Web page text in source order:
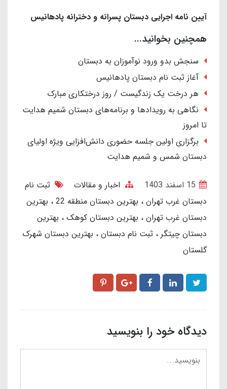
آیین نامه اجرایی دبستان پسرانه و دخترانه پادهانیس
همچنین بخوانید...
سنجش بدو ورود نوآموزان به دبستان
آغاز ثبت نام دبستان پادهانیس
هر درخت یک زندگیست / روز درختکاری مبارک
نگاهی به رویدادها و برنامه‌های دبستان شمیم هدایت
تا امروز
برگزاری اولین جلسه حضوری دانش‌افزایی ویژه اولیای
دبستان شمس و شمیم هدایت
اخبار و مقالات
ثبت نام
دبستان غرب تهران
بهترین دبستان منطقه 22
بهترین
دبستان غرب تهران
بهترین دبستان کوهک
بهترین
دبستان چیتگر
ثبت نام دبستان
بهترین دبستان شهرک
گلستان
دیدگاه خود را بنویسید